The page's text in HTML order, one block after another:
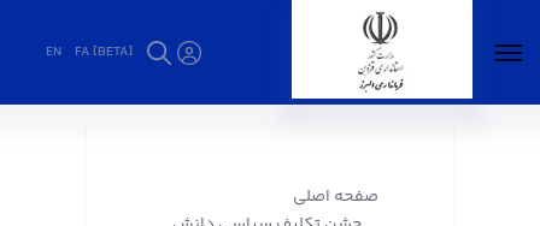
FA [BETA]
EN
صفحه اصلی